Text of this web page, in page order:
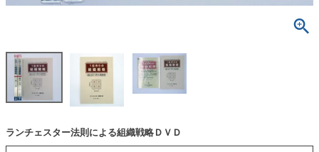
ランチェスター法則による組織戦略ＤＶＤ